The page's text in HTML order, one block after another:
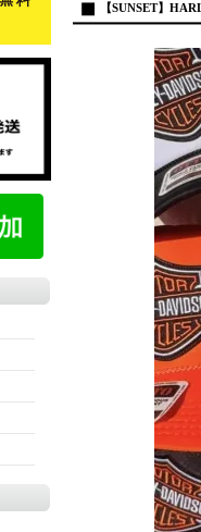
【SUNSET】